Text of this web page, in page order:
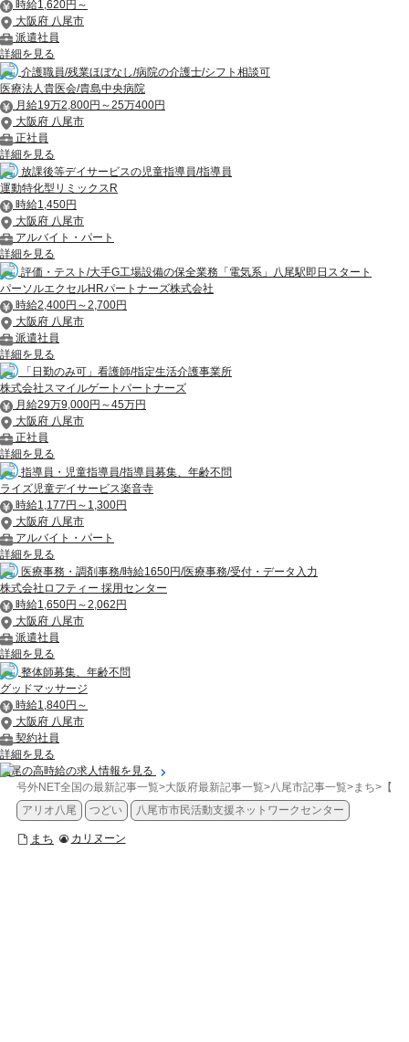
時給1,620円～
大阪府 八尾市
派遣社員
詳細を見る
介護職員/残業ほぼなし/病院の介護士/シフト相談可
医療法人貴医会/貴島中央病院
月給19万2,800円～25万400円
大阪府 八尾市
正社員
詳細を見る
放課後等デイサービスの児童指導員/指導員
運動特化型リミックスR
時給1,450円
大阪府 八尾市
アルバイト・パート
詳細を見る
評価・テスト/大手G工場設備の保全業務「電気系」八尾駅即日スタート
パーソルエクセルHRパートナーズ株式会社
時給2,400円～2,700円
大阪府 八尾市
派遣社員
詳細を見る
「日勤のみ可」看護師/指定生活介護事業所
株式会社スマイルゲートパートナーズ
月給29万9,000円～45万円
大阪府 八尾市
正社員
詳細を見る
指導員・児童指導員/指導員募集、年齢不問
ライズ児童デイサービス楽音寺
時給1,177円～1,300円
大阪府 八尾市
アルバイト・パート
詳細を見る
医療事務・調剤事務/時給1650円/医療事務/受付・データ入力
株式会社ロフティー 採用センター
時給1,650円～2,062円
大阪府 八尾市
派遣社員
詳細を見る
整体師募集、年齢不問
グッドマッサージ
時給1,840円～
大阪府 八尾市
契約社員
詳細を見る
八尾の高時給の求人情報を見る
号外NET全国の最新記事一覧>大阪府最新記事一覧>八尾市記事一覧>まち>【八
アリオ八尾
つどい 八尾市市民活動支援ネットワークセンター
まち カリヌーン